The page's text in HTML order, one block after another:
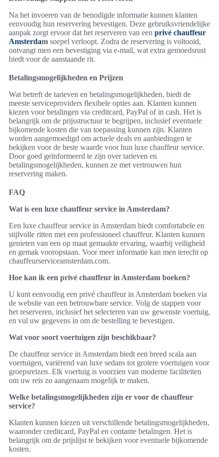
Na het invoeren van de benodigde informatie kunnen klanten
eenvoudig hun reservering bevestigen. Deze gebruiksvriendelijke
aanpak zorgt ervoor dat het reserveren van een privé chauffeur
Amsterdam soepel verloopt. Zodra de reservering is voltooid,
ontvangt men een bevestiging via e-mail, wat extra gemoedsrust
biedt voor de aanstaande rit.
Betalingsmogelijkheden en Prijzen
Wat betreft de tarieven en betalingsmogelijkheden, biedt de
meeste serviceproviders flexibele opties aan. Klanten kunnen
kiezen voor betalingen via creditcard, PayPal of in cash. Het is
belangrijk om de prijsstructuur te begrijpen, inclusief eventuele
bijkomende kosten die van toepassing kunnen zijn. Klanten
worden aangemoedigd om actuele deals en aanbiedingen te
bekijken voor de beste waarde voor hun luxe chauffeur service.
Door goed geïnformeerd te zijn over tarieven en
betalingsmogelijkheden, kunnen ze met vertrouwen hun
reservering maken.
FAQ
Wat is een luxe chauffeur service in Amsterdam?
Een luxe chauffeur service in Amsterdam biedt comfortabele en
stijlvolle ritten met een professioneel chauffeur. Klanten kunnen
genieten van een op maat gemaakte ervaring, waarbij veiligheid
en gemak vooropstaan. Voor meer informatie kan men terecht op
chauffeurserviceamsterdam.com.
Hoe kan ik een privé chauffeur in Amsterdam boeken?
U kunt eenvoudig een privé chauffeur in Amsterdam boeken via
de website van een betrouwbare service. Volg de stappen voor
het reserveren, inclusief het selecteren van uw gewenste voertuig,
en vul uw gegevens in om de bestelling te bevestigen.
Wat voor soort voertuigen zijn beschikbaar?
De chauffeur service in Amsterdam biedt een breed scala aan
voertuigen, variërend van luxe sedans tot grotere voertuigen voor
groepsreizen. Elk voertuig is voorzien van moderne faciliteiten
om uw reis zo aangenaam mogelijk te maken.
Welke betalingsmogelijkheden zijn er voor de chauffeur
service?
Klanten kunnen kiezen uit verschillende betalingsmogelijkheden,
waaronder creditcard, PayPal en contante betalingen. Het is
belangrijk om de prijslijst te bekijken voor eventuele bijkomende
kosten.